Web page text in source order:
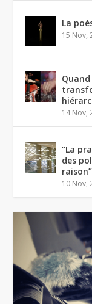
La
15 Nov,
14 Nov,
“La
des
raison”
10 Nov,